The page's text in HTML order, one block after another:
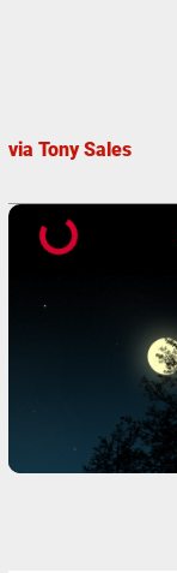
via Tony Sales